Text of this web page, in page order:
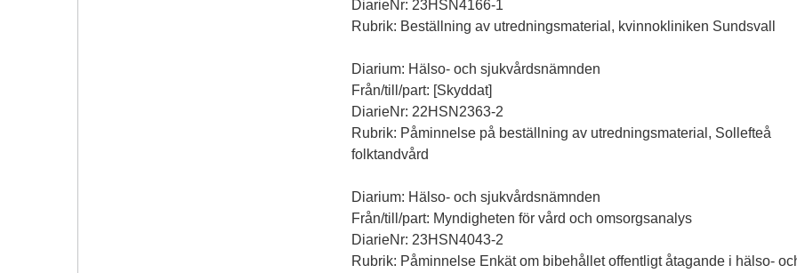
DiarieNr: 23HSN4166-1
Rubrik: Beställning av utredningsmaterial, kvinnokliniken Sundsvall
Diarium: Hälso- och sjukvårdsnämnden
Från/till/part: [Skyddat]
DiarieNr: 22HSN2363-2
Rubrik: Påminnelse på beställning av utredningsmaterial, Sollefteå
folktandvård
Diarium: Hälso- och sjukvårdsnämnden
Från/till/part: Myndigheten för vård och omsorgsanalys
DiarieNr: 23HSN4043-2
Rubrik: Påminnelse Enkät om bibehållet offentligt åtagande i hälso-